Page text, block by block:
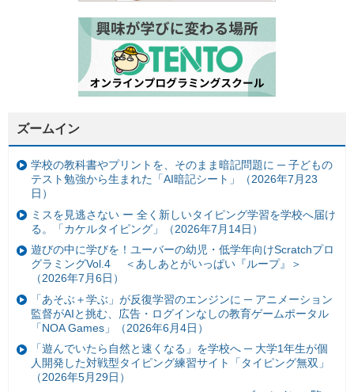
ズームイン
学校の教科書やプリントを、そのまま暗記問題に ─ 子どもの
テスト勉強から生まれた「AI暗記シート」（2026年7月23
日）
ミスを見逃さない ー 全く新しいタイピング学習を学校へ届け
る。「カケルタイピング」（2026年7月14日）
遊びの中に学びを！ユーバーの幼児・低学年向けScratchプロ
グラミングVol.4 ＜あしあとがいっぱい『ループ』＞
（2026年7月6日）
「あそぶ＋学ぶ」が反復学習のエンジンに ─ アニメーション
監督がAIと挑む、広告・ログインなしの教育ゲームポータル
「NOA Games」（2026年6月4日）
「遊んでいたら自然と速くなる」を学校へ ─ 大学1年生が個
人開発した対戦型タイピング練習サイト「タイピング無双」
（2026年5月29日）